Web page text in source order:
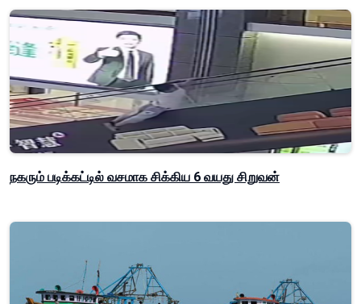
நகரும் படிக்கட்டில் வசமாக சிக்கிய 6 வயது சிறுவன்